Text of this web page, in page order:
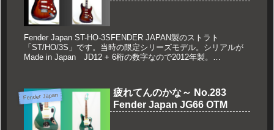
Fender Japan ST-HO-3SFENDER JAPAN製のストラト
「ST/HO/3S」です。当時の限定シリーズモデル。シリアルが
Made in Japan JD12 + 6桁の数字なので2012年製。
Fender Japan
疲れてんのかな～ No.283
Fender Japan JG66 OTM